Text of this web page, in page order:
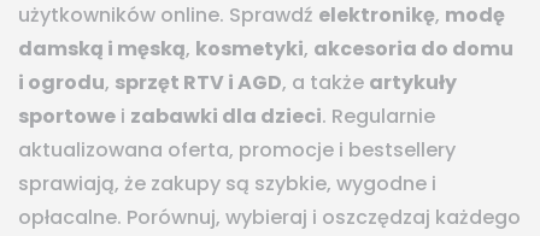
użytkowników online. Sprawdź elektronikę, modę
damską i męską, kosmetyki, akcesoria do domu
i ogrodu, sprzęt RTV i AGD, a także artykuły
sportowe i zabawki dla dzieci. Regularnie
aktualizowana oferta, promocje i bestsellery
sprawiają, że zakupy są szybkie, wygodne i
opłacalne. Porównuj, wybieraj i oszczędzaj każdego